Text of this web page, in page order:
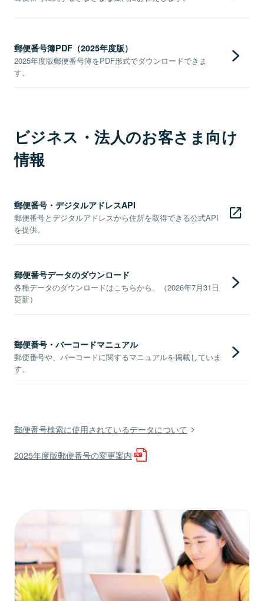
郵便番号簿PDF（2025年度版）
2025年度版郵便番号簿をPDF形式でダウンロードできま
す。
ビジネス・法人のお客さま向け
情報
郵便番号・デジタルアドレスAPI
郵便番号とデジタルアドレスから住所を取得できる公式API
を提供。
郵便番号データのダウンロード
各種データのダウンロードはこちらから。（2026年7月31日
更新）
郵便番号・バーコードマニュアル
郵便番号や、バーコードに関するマニュアルを掲載していま
す。
郵便番号検索に使用されているデータについて
2025年度版郵便番号の変更案内